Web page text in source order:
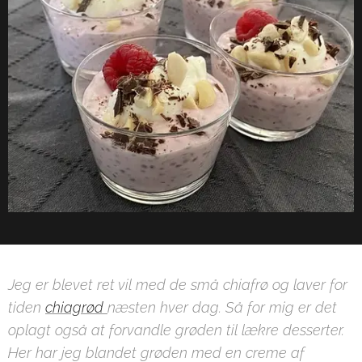
Jeg er blevet ret vil med de små chiafrø og laver for
tiden chiagrød næsten hver dag. Så for mig er det
oplagt også at forvandle grøden til lækre desserter.
Her har jeg blandet grøden med en creme af